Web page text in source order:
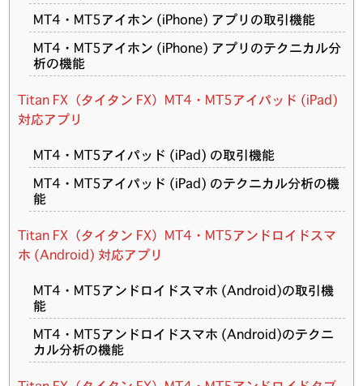
MT4・MT5アイホン (iPhone) アプリの取引機能
MT4・MT5アイホン (iPhone) アプリのテクニカル分
析の機能
Titan FX（タイタン FX）MT4・MT5アイパッド (iPad)
対応アプリ
MT4・MT5アイパッド (iPad) の取引機能
MT4・MT5アイパッド (iPad) のテクニカル分析の機
能
Titan FX（タイタン FX）MT4・MT5アンドロイドスマ
ホ (Android) 対応アプリ
MT4・MT5アンドロイドスマホ (Android)の取引機
能
MT4・MT5アンドロイドスマホ (Android)のテクニ
カル分析の機能